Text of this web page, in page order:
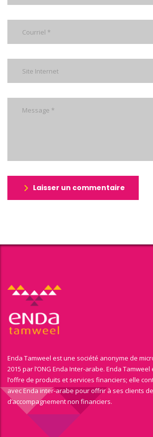
Laisser un commentaire
Enda Tamweel est une société anonyme de
2015 par l’ONG Enda Inter-arabe. Enda
l’offre de produits et services financiers; elle
avec Enda inter-arabe pour offrir à ses clients
d’accompagnement non financiers.